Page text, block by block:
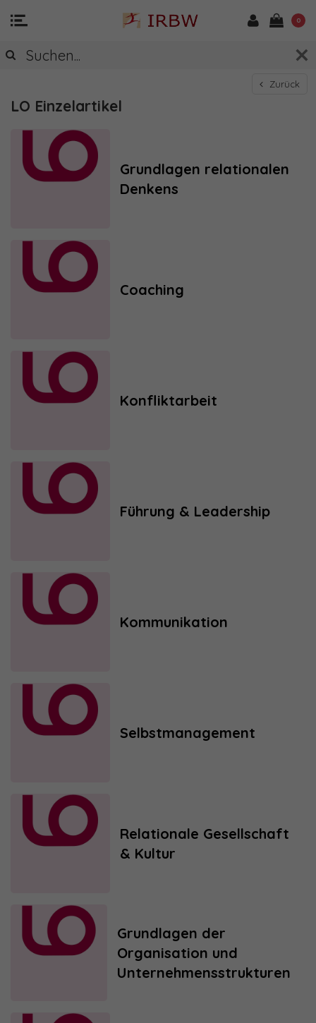
0
Zurück
LO Einzelartikel
Grundlagen relationalen
Denkens
Coaching
Konfliktarbeit
Führung & Leadership
Kommunikation
Selbstmanagement
Relationale Gesellschaft
& Kultur
Grundlagen der
Organisation und
Unternehmensstrukturen